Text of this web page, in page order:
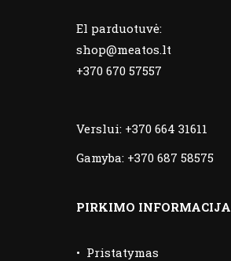
El parduotuvė:
shop@meatos.lt
+370 670 57557
Verslui: +370 664 31611
Gamyba: +370 687 58575
PIRKIMO INFORMACIJA
• Pristatymas